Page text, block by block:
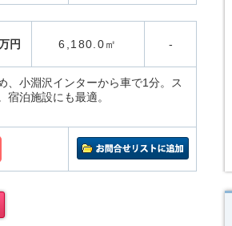
円 6,180.0㎡ -
、小淵沢インターから車で1分。ス
泊施設にも最適。